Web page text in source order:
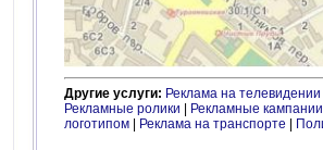
Другие услуги: Реклама на телевидении
Рекламные ролики | Рекламные кампании
логотипом | Реклама на транспорте |